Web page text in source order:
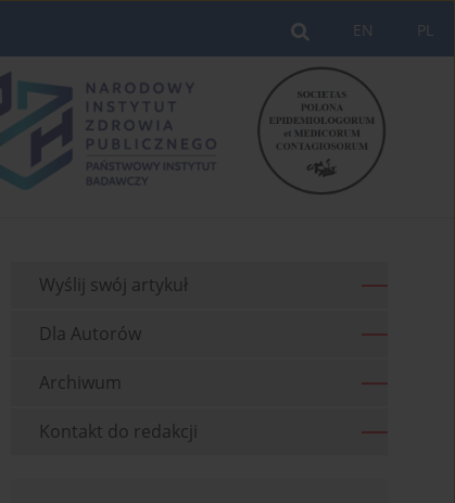
PL
EN
Wyślij swój artykuł
Dla Autorów
Archiwum
Kontakt do redakcji